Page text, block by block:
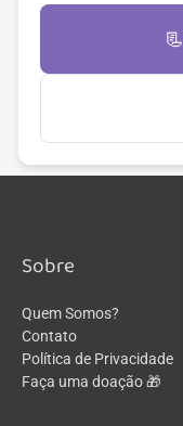
📃
Sobre
Quem Somos?
Contato
Política de Privacidade
Faça uma doação 🎁